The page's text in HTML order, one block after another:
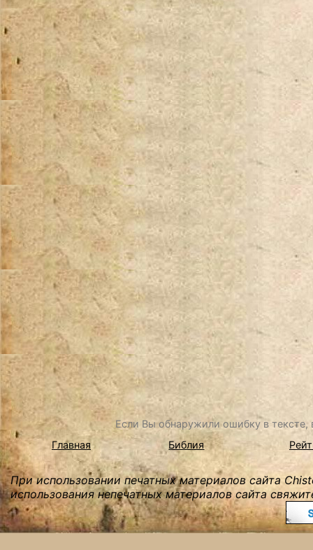
Если Вы обнаружили ошибку в
Главная
Библия
При использовании печатных материалов сайта
использования непечатных материалов сайта